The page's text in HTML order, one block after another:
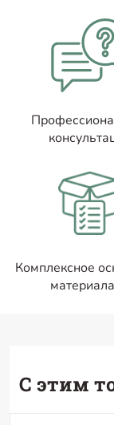
Комплексное
С этим